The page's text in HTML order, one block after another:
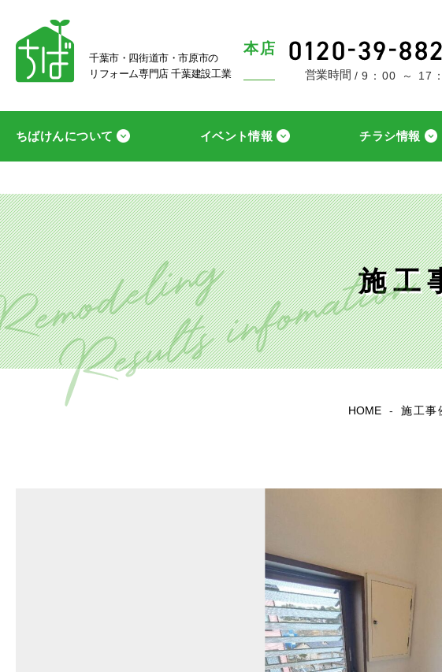
千葉市・四街道市・市原市の
リフォーム専門店 千葉建設工業
本店
営業時間 9：00 ～ 17
ちばけんについて イベント情報 チラシ情報
施工
HOME - 施工事